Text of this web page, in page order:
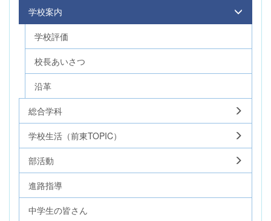
学校案内
学校評価
校長あいさつ
沿革
総合学科
学校生活（前東TOPIC）
部活動
進路指導
中学生の皆さん